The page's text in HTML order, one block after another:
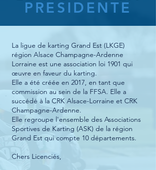
PRESIDENTE
La ligue de karting Grand Est (LKGE)
région Alsace Champagne-Ardenne
Lorraine est une association loi 1901 qui
œuvre en faveur du karting.
Elle a été créée en 2017, en tant que
commission au sein de la FFSA. Elle a
succédé à la CRK Alsace-Lorraine et CRK
Champagne-Ardenne.
Elle regroupe l'ensemble des Associations
Sportives de Karting (ASK) de la région
Grand Est qui compte 10 départements.
Chers Licenciés,